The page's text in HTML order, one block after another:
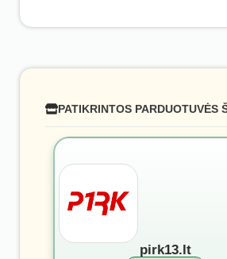
PATIKRINTOS PARDUOTUVĖS
pirk13.lt